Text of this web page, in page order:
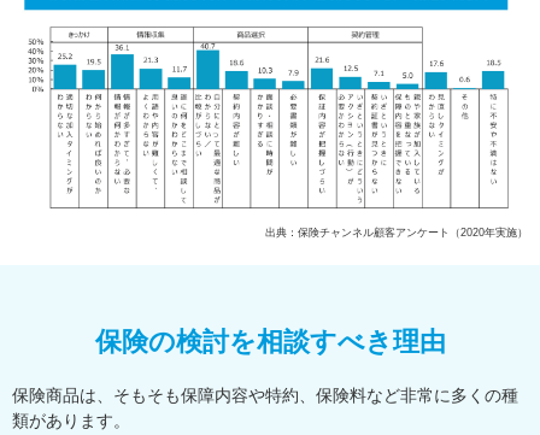
出典：保険チャンネル顧客アンケート（2020年実施）
保険の検討を相談すべき理由
保険商品は、そもそも保障内容や特約、保険料など非常に多くの種
類があります。